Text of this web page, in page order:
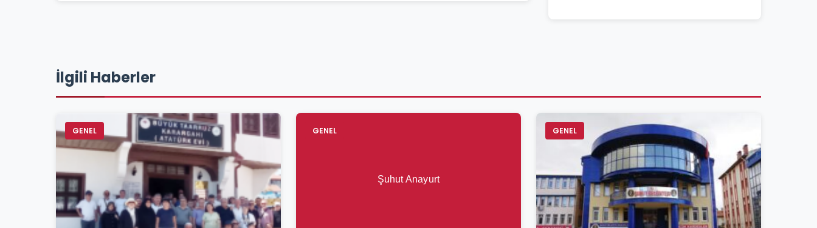
İlgili Haberler
GENEL GENEL GENEL